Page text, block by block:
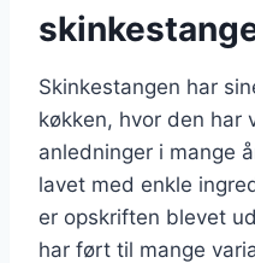
Skinkestangen har
køkken, hvor den
anledninger i mange
lavet med enkle
er opskriften blevet
har ført til mange